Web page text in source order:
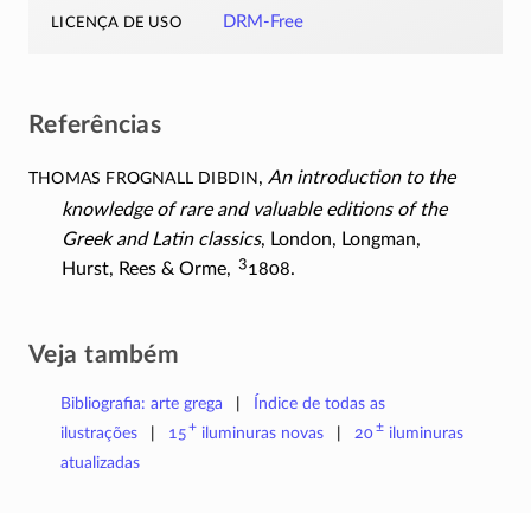
licença de uso DRM-Free
Referências
Thomas Frognall Dibdin,An introduction to the
knowledge of rare and valuable editions of the
Greek and Latin classics, London, Longman,
Hurst, Rees & Orme, 31808.
Veja também
Bibliografia: arte grega
Índice de todas as
ilustrações
15+ iluminuras novas 20±iluminuras
atualizadas